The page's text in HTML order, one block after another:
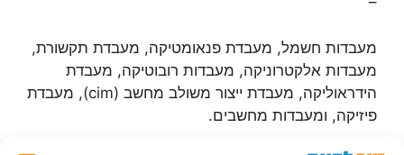
מעבדות חשמל, מעבדת פנאומטיקה, מעבדת תקשורת,
מעבדות אלקטרוניקה, מעבדות רובוטיקה, מעבדת
הידראוליקה, מעבדת ייצור משולב מחשב (cim), מעבדת
פיזיקה, ומעבדות מחשבים.